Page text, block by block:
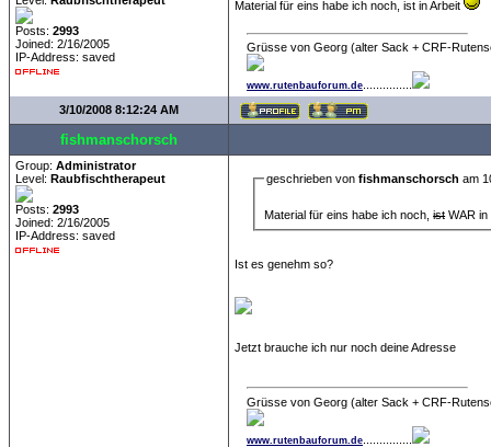
Posts: 2993
Joined: 2/16/2005
IP-Address: saved
Material für eins habe ich noch, ist in Arbeit
Grüsse von Georg (alter Sack + CRF-
www.rutenbauforum.de
3/10/2008 8:12:24 AM
fishmanschorsch
Group: Administrator
Level: Raubfischtherapeut
Posts: 2993
Joined: 2/16/2005
IP-Address: saved
geschrieben vonfishmanschorsch am
Material für eins habe ich noch,istWAR in
Ist es genehm so?
Jetzt brauche ich nur noch deine Adresse
Grüsse von Georg (alter Sack + CRF-
www.rutenbauforum.de